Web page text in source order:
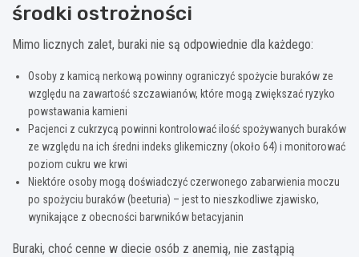
środki ostrożności
Mimo licznych zalet, buraki nie są odpowiednie dla każdego:
Osoby z kamicą nerkową powinny ograniczyć spożycie buraków ze
względu na zawartość szczawianów, które mogą zwiększać ryzyko
powstawania kamieni
Pacjenci z cukrzycą powinni kontrolować ilość spożywanych buraków
ze względu na ich średni indeks glikemiczny (około 64) i monitorować
poziom cukru we krwi
Niektóre osoby mogą doświadczyć czerwonego zabarwienia moczu
po spożyciu buraków (beeturia) – jest to nieszkodliwe zjawisko,
wynikające z obecności barwników betacyjanin
Buraki, choć cenne w diecie osób z anemią, nie zastąpią